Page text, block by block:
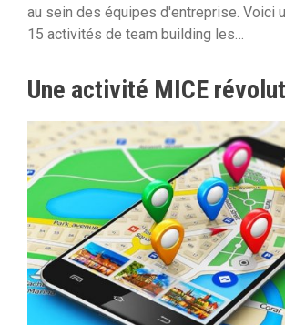
au sein des équipes d'entreprise. Voici
15 activités de team building les…
Une activité MICE